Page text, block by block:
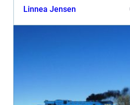
funktioner er resultatet af
Linnea Jensen